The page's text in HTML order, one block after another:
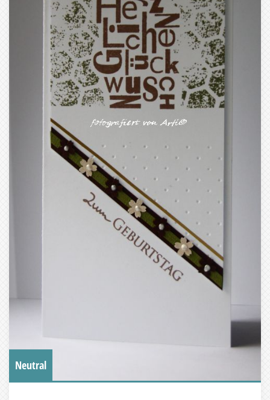
Neutral